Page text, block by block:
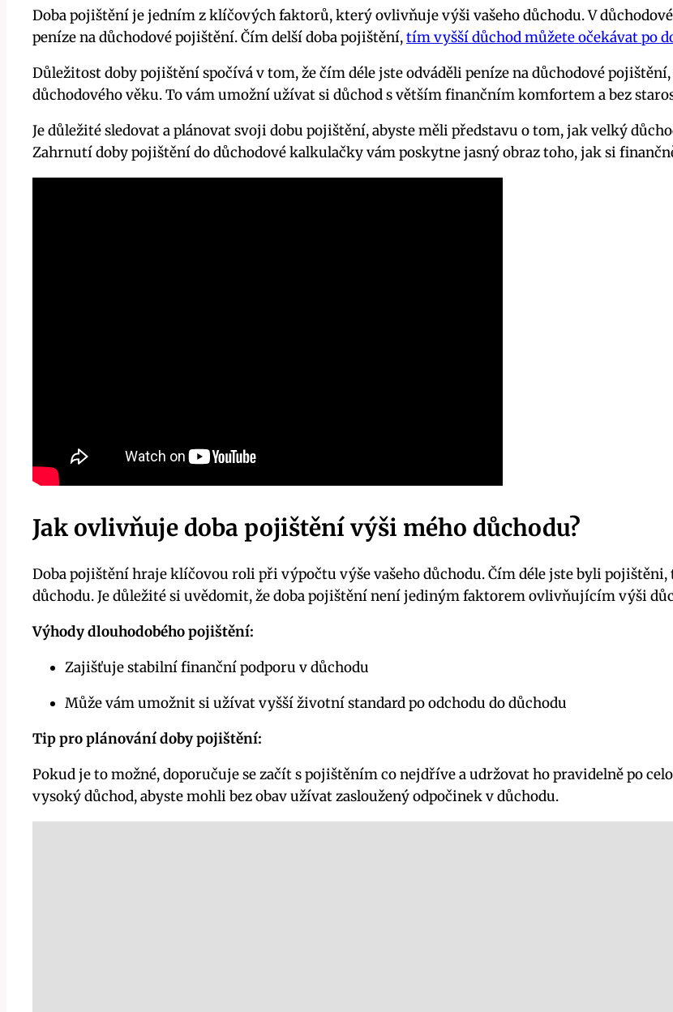
Doba pojištění je jedním z klíčových faktorů, který ovlivňuje výši vašeho důchodu. V
peníze na důchodové pojištění. Čím delší doba pojištění,tím vyšší důchod můžete očekávat po
Důležitost doby pojištění spočívá v tom, že čím déle jste odváděli peníze na důchodové
důchodového věku. To vám umožní užívat si důchod s větším finančním komfortem a bez
Je důležité sledovat a plánovat svoji dobu pojištění, abyste měli představu o tom, jak velký
Zahrnutí doby pojištění do důchodové kalkulačky vám poskytne jasný obraz toho, jak si
Jak ovlivňuje doba pojištění výši mého důchodu?
Doba pojištění hraje klíčovou roli při výpočtu výše vašeho důchodu. Čím déle jste byli
důchodu. Je důležité si uvědomit, že doba pojištění není jediným faktorem ovlivňujícím výši
Výhody dlouhodobého pojištění:
Zajišťuje stabilní finanční podporu v důchodu
Může vám umožnit si užívat vyšší životní standard po odchodu do důchodu
Tip pro plánování doby pojištění:
Pokud je to možné, doporučuje se začít s pojištěním co nejdříve a udržovat ho pravidelně po
vysoký důchod, abyste mohli bez obav užívat zasloužený odpočinek v důchodu.